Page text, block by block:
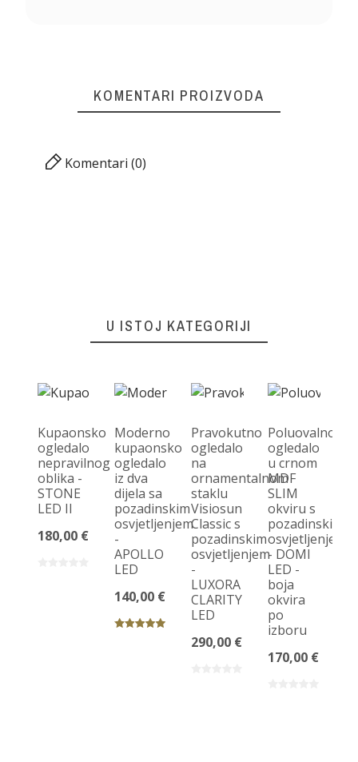
KOMENTARI PROIZVODA
Komentari (0)
U ISTOJ KATEGORIJI
Kupaonsko
ogledalo
nepravilnog
oblika -
STONE
LED II
180,00 €
Moderno
kupaonsko
ogledalo
iz dva
dijela sa
pozadinskim
osvjetljenjem
-
APOLLO
LED
140,00 €
Pravokutno
ogledalo
na
ornamentalnom
staklu
Visiosun
Classic s
pozadinskim
osvjetljenjem
-
LUXORA
CLARITY
LED
290,00 €
Poluovalno
ogledalo
u crnom
MDF
SLIM
okviru s
pozadinskim
osvjetljenjem
- DOMI
LED -
boja
okvira
po
izboru
170,00 €